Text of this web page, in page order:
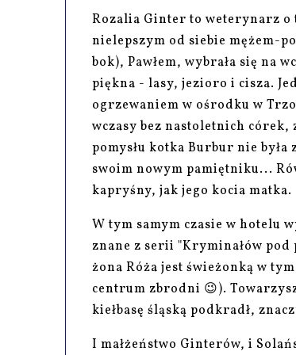
Rozalia Ginter to weterynarz
nielepszym od siebie mężem-
bok), Pawłem, wybrała się na
piękna - lasy, jezioro i cisza.
ogrzewaniem w ośrodku w
wczasy bez nastoletnich
pomysłu kotka Burbur nie była
swoim nowym pamiętniku...
kapryśny, jak jego kocia matka.
W tym samym czasie w hotelu
znane z serii "Kryminałów pod
żona Róża jest świeżonką w
centrum zbrodni 😉).
kiełbasę śląską podkradł,
I małżeństwo Ginterów, i